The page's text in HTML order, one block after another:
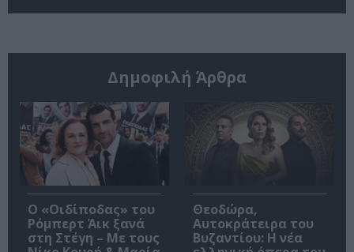
Δημοφιλή Άρθρα
O «Οιδίποδας» του
Ρόμπερτ Άικ ξανά
στη Στέγη – Με τους
Θεοδώρα,
Αυτοκράτειρα του
Βυζαντίου: Η νέα